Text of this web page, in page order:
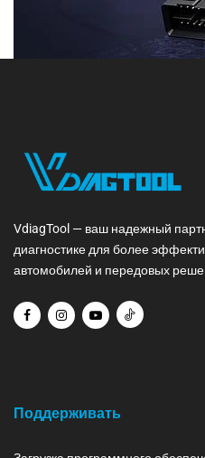
VdiagTool — ваш надежный
диагностике для более
автомобилей и передовых
Поддерживать